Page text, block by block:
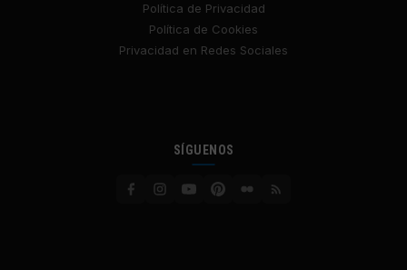
Política de Privacidad
Política de Cookies
Privacidad en Redes Sociales
SÍGUENOS